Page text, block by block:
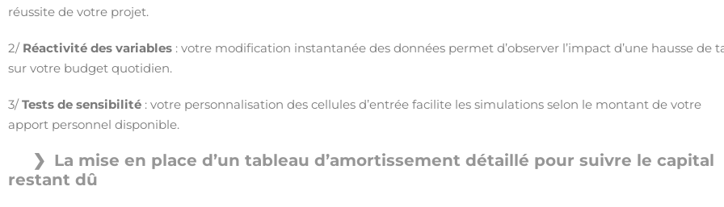
réussite de votre projet.
2/ Réactivité des variables : votre modification instantanée des données permet d’observer l’impact d’une hausse de
sur votre budget quotidien.
3/Tests de sensibilité : votre personnalisation des cellules d’entrée facilite les simulations selon le montant de votre
apport personnel disponible.
La mise en place d’un tableau d’amortissement détaillé pour suivre le capital
restant dû